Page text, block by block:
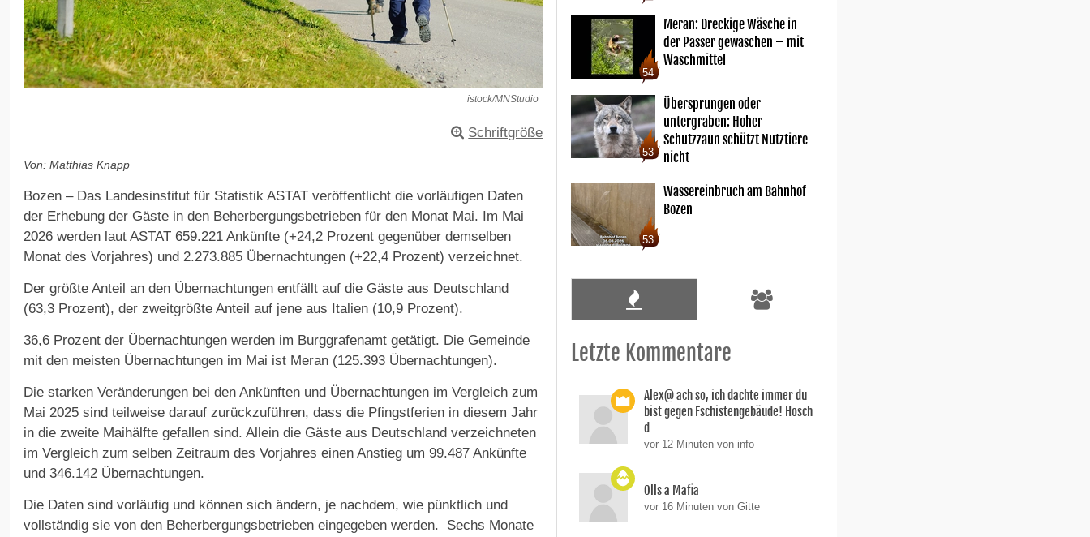
istock/MNStudio
Schriftgröße
Von: Matthias Knapp
Bozen – Das Landesinstitut für Statistik ASTAT veröffentlicht die vorläufigen Daten
der Erhebung der Gäste in den Beherbergungsbetrieben für den Monat Mai. Im Mai
2026 werden laut ASTAT 659.221 Ankünfte (+24,2 Prozent gegenüber demselben
Monat des Vorjahres) und 2.273.885 Übernachtungen (+22,4 Prozent) verzeichnet.
Der größte Anteil an den Übernachtungen entfällt auf die Gäste aus Deutschland
(63,3 Prozent), der zweitgrößte Anteil auf jene aus Italien (10,9 Prozent).
36,6 Prozent der Übernachtungen werden im Burggrafenamt getätigt. Die Gemeinde
mit den meisten Übernachtungen im Mai ist Meran (125.393 Übernachtungen).
Die starken Veränderungen bei den Ankünften und Übernachtungen im Vergleich zum
Mai 2025 sind teilweise darauf zurückzuführen, dass die Pfingstferien in diesem Jahr
in die zweite Maihälfte gefallen sind. Allein die Gäste aus Deutschland verzeichneten
im Vergleich zum selben Zeitraum des Vorjahres einen Anstieg um 99.487 Ankünfte
und 346.142 Übernachtungen.
Die Daten sind vorläufig und können sich ändern, je nachdem, wie pünktlich und
vollständig sie von den Beherbergungsbetrieben eingegeben werden. Sechs Monate
54
Meran: Dreckige Wäsche in
der Passer gewaschen – mit
Waschmittel
53
Übersprungen oder
untergraben: Hoher
Schutzzaun schützt Nutztiere
nicht
53
Wassereinbruch am Bahnhof
Bozen
Letzte Kommentare
Alex@ ach so, ich dachte immer du
bist gegen Fschistengebäude! Hosch
d ...
vor 12 Minuten von info
Olls a Mafia
vor 16 Minuten von Gitte